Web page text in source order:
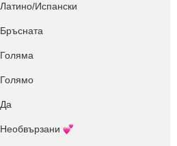
Латино/Испански
Бръсната
Голяма
Голямо
Да
Необвързани